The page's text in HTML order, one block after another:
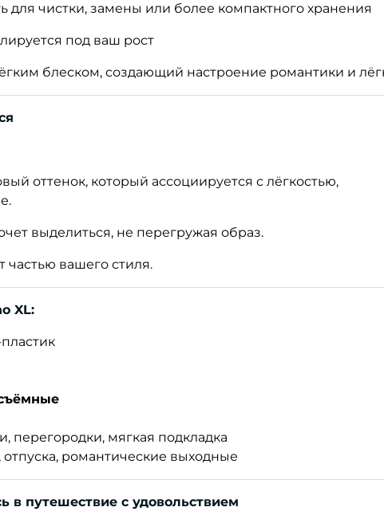
для чистки, замены или более компактного хранения
под ваш рост
блеском, создающий настроение романтики и
оттенок, который ассоциируется с лёгкостью,
выделиться, не перегружая образ.
частью вашего стиля.
XL:
перегородки, мягкая подкладка
отпуска, романтические выходные
в путешествие с удовольствием